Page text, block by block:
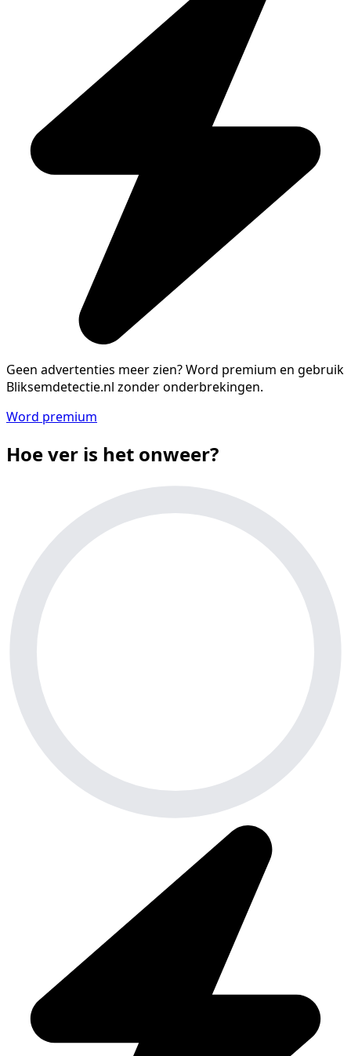
Geen advertenties meer zien?Word premium en gebruik
Bliksemdetectie.nl zonder onderbrekingen.
Word premium
Hoe ver is het onweer?